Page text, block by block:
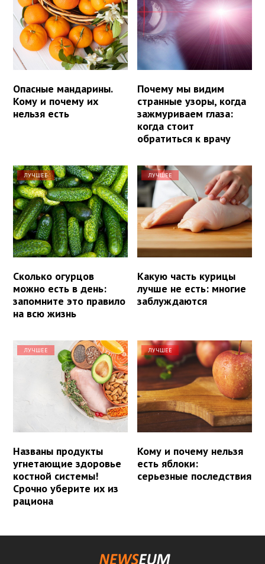
Опасные мандарины.
Кому и почему их
нельзя есть
Почему мы видим
странные узоры, когда
зажмуриваем глаза:
когда стоит
обратиться к врачу
ЛУЧШЕЕ
Сколько огурцов
можно есть в день:
запомните это правило
на всю жизнь
ЛУЧШЕЕ
Какую часть курицы
лучше не есть: многие
заблуждаются
ЛУЧШЕЕ
Названы продукты
угнетающие здоровье
костной системы!
Срочно уберите их из
рациона
ЛУЧШЕЕ
Кому и почему нельзя
есть яблоки:
серьезные последствия